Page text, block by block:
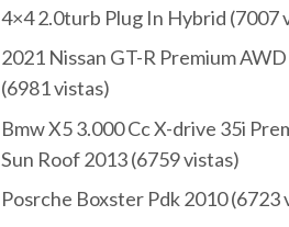
4×4 2.0turb Plug In Hybrid (7007
2021 Nissan GT-R Premium AWD
(6981 vistas)
Bmw X5 3.000 Cc X-drive 35i
Sun Roof 2013(6759 vistas)
Posrche Boxster Pdk 2010(6723